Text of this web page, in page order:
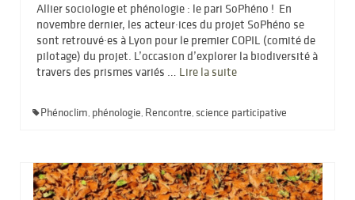
Allier sociologie et phénologie : le pari SoPhéno ! En
novembre dernier, les acteur·ices du projet SoPhéno se
sont retrouvé·es à Lyon pour le premier COPIL (comité de
pilotage) du projet. L’occasion d’explorer la biodiversité à
travers des prismes variés … Lire la suite­­
Phénoclim, phénologie, Rencontre, science participative